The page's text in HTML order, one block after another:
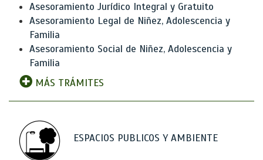
Asesoramiento Jurídico Integral y Gratuito
Asesoramiento Legal de Niñez, Adolescencia y
Familia
Asesoramiento Social de Niñez, Adolescencia y
Familia
MÁS TRÁMITES
ESPACIOS PUBLICOS Y AMBIENTE